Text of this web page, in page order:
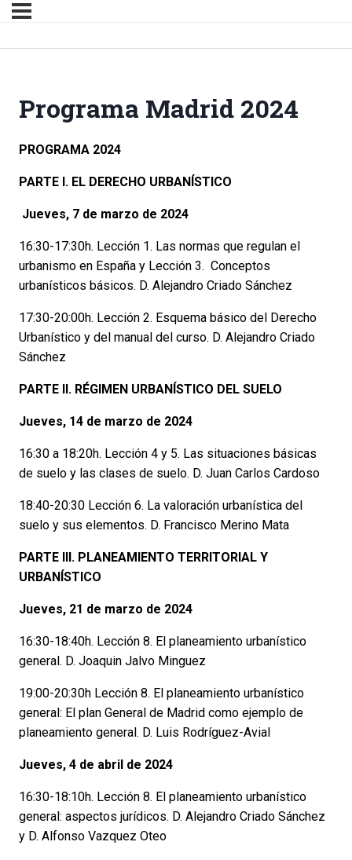
Programa Madrid 2024
PROGRAMA 2024
PARTE I. EL DERECHO URBANÍSTICO
Jueves, 7 de marzo de 2024
16:30-17:30h. Lección 1. Las normas que regulan el
urbanismo en España y Lección 3. Conceptos
urbanísticos básicos. D. Alejandro Criado Sánchez
17:30-20:00h. Lección 2. Esquema básico del Derecho
Urbanístico y del manual del curso. D. Alejandro Criado
Sánchez
PARTE II. RÉGIMEN URBANÍSTICO DEL SUELO
Jueves, 14 de marzo de 2024
16:30 a 18:20h. Lección 4 y 5. Las situaciones básicas
de suelo y las clases de suelo. D. Juan Carlos Cardoso
18:40-20:30 Lección 6. La valoración urbanística del
suelo y sus elementos. D. Francisco Merino Mata
PARTE III. PLANEAMIENTO TERRITORIAL Y
URBANÍSTICO
Jueves, 21 de marzo de 2024
16:30-18:40h. Lección 8. El planeamiento urbanístico
general. D. Joaquin Jalvo Minguez
19:00-20:30h Lección 8. El planeamiento urbanístico
general: El plan General de Madrid como ejemplo de
planeamiento general. D. Luis Rodríguez-Avial
Jueves, 4 de abril de 2024
16:30-18:10h. Lección 8. El planeamiento urbanístico
general: aspectos jurídicos. D. Alejandro Criado Sánchez
y D. Alfonso Vazquez Oteo